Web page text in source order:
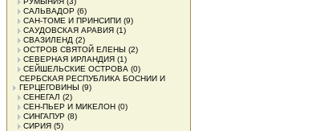
САЛЬВАДОР (6)
САН-ТОМЕ И ПРИНСИПИ (9)
САУДОВСКАЯ АРАВИЯ (1)
СВАЗИЛЕНД (2)
ОСТРОВ СВЯТОЙ ЕЛЕНЫ (2)
СЕВЕРНАЯ ИРЛАНДИЯ (1)
СЕЙШЕЛЬСКИЕ ОСТРОВА (0)
СЕРБСКАЯ РЕСПУБЛИКА БОСНИИ И
ГЕРЦЕГОВИНЫ (9)
СЕНЕГАЛ (2)
СЕН-ПЬЕР И МИКЕЛОН (0)
СИНГАПУР (8)
СИРИЯ (5)